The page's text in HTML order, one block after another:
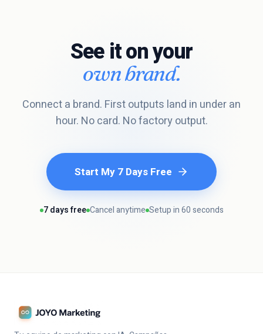
See it on your
own brand.
Connect a brand. First outputs land in under an
hour. No card. No factory output.
Start My 7 Days Free
7 days free Cancel anytime Setup in 60 seconds